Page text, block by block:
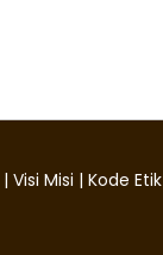
| Visi Misi | Kode Etik